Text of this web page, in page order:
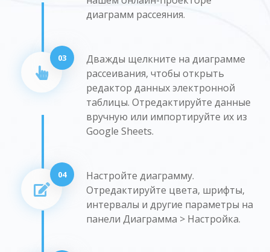
диаграмм рассеяния.
03
Дважды щелкните на диаграмме
рассеивания, чтобы открыть
редактор данных электронной
таблицы. Отредактируйте данные
вручную или импортируйте их из
Google Sheets.
04
Настройте диаграмму.
Отредактируйте цвета, шрифты,
интервалы и другие параметры на
панели Диаграмма > Настройка.